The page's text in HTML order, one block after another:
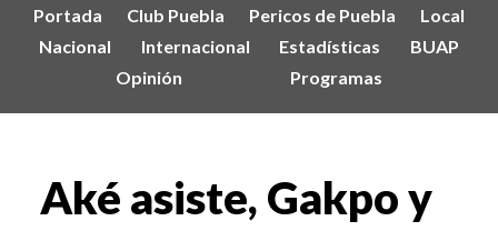
Portada Club Puebla Pericos de Puebla
Local
Nacional
Internacional Estadísticas
BUAP
Opinión
Programas
Aké asiste, Gakpo y